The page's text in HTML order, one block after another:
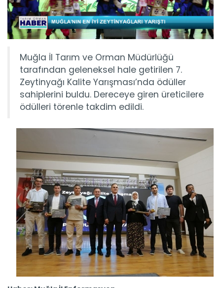
Muğla İl Tarım ve Orman Müdürlüğü
tarafından geleneksel hale getirilen 7.
Zeytinyağı Kalite Yarışması’nda ödüller
sahiplerini buldu. Dereceye giren üreticilere
ödülleri törenle takdim edildi.